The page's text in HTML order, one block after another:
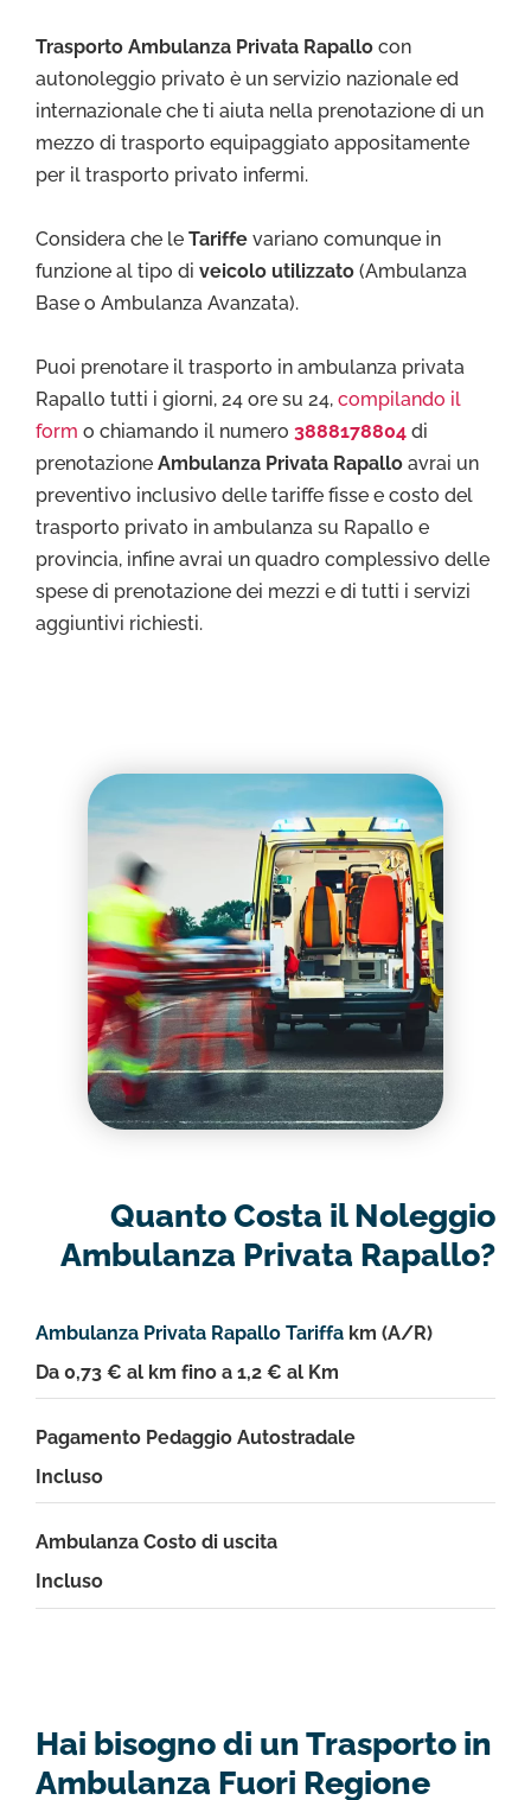
Trasporto Ambulanza Privata Rapallo con
autonoleggio privato è un servizio nazionale ed
internazionale che ti aiuta nella prenotazione di un
mezzo di trasporto equipaggiato appositamente
per il trasporto privato infermi.
Considera che le Tariffe variano comunque in
funzione al tipo di veicolo utilizzato (Ambulanza
Base o Ambulanza Avanzata).
Puoi prenotare il trasporto in ambulanza privata
Rapallo tutti i giorni, 24 ore su 24, compilando il
form o chiamando il numero 3888178804 di
prenotazione Ambulanza Privata Rapallo avrai un
preventivo inclusivo delle tariffe fisse e costo del
trasporto privato in ambulanza su Rapallo e
provincia, infine avrai un quadro complessivo delle
spese di prenotazione dei mezzi e di tutti i servizi
aggiuntivi richiesti.
Quanto Costa il Noleggio
Ambulanza Privata Rapallo?
Ambulanza Privata Rapallo Tariffa km (A/R)
Da 0,73 € al km fino a 1,2 € al Km
Pagamento Pedaggio Autostradale
Incluso
Ambulanza Costo di uscita
Incluso
Hai bisogno di un Trasporto in
Ambulanza Fuori Regione